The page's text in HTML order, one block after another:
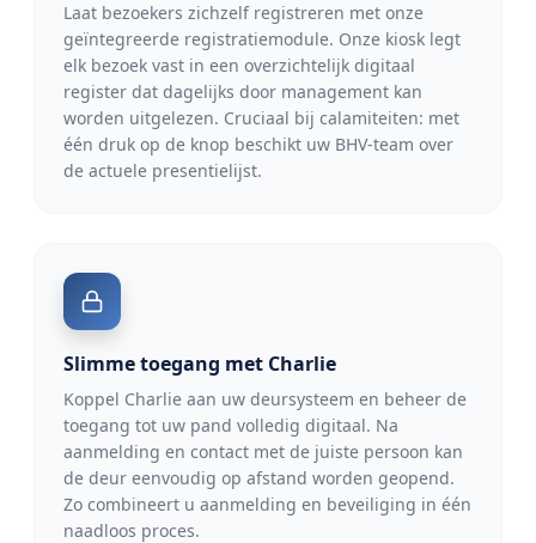
Laat bezoekers zichzelf registreren met onze
geïntegreerde registratiemodule. Onze kiosk legt
elk bezoek vast in een overzichtelijk digitaal
register dat dagelijks door management kan
worden uitgelezen. Cruciaal bij calamiteiten: met
één druk op de knop beschikt uw BHV-team over
de actuele presentielijst.
Slimme toegang met Charlie
Koppel Charlie aan uw deursysteem en beheer de
toegang tot uw pand volledig digitaal. Na
aanmelding en contact met de juiste persoon kan
de deur eenvoudig op afstand worden geopend.
Zo combineert u aanmelding en beveiliging in één
naadloos proces.